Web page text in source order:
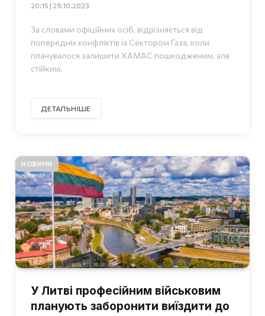
20:15 | 29.10.2023
За словами офіційних осіб, відрізняється від
попередніх конфліктів із Сектором Газа, коли
планувалося залишити ХАМАС пошкодженим, але
стійким.
ДЕТАЛЬНІШЕ
НОВИНИ
У Литві професійним військовим
планують заборонити виїздити до